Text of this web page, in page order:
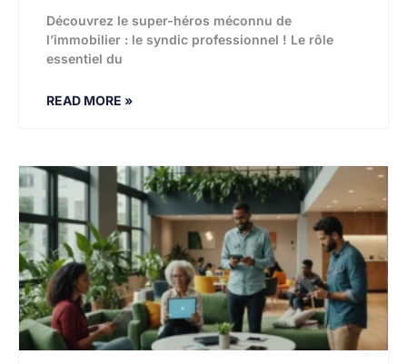
Découvrez le super-héros méconnu de
l’immobilier : le syndic professionnel ! Le rôle
essentiel du
READ MORE »